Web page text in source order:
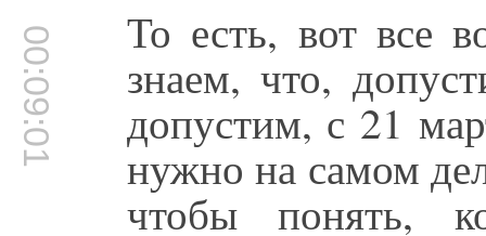
00:09:01 То есть, вот все
знаем, что,
допустим, с 21
нужно на самом
чтобы понять,